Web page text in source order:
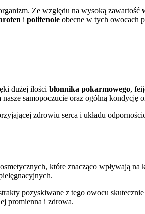
Ze względu na wysoką zawartość
i polifenole obecne w tych owocach
dużej ilości błonnika pokarmowego,
samopoczucie oraz ogólną kondycję
zdrowiu serca i układu
które znacząco wpływają
pozyskiwane z tego owocu
promienna i zdrowa.